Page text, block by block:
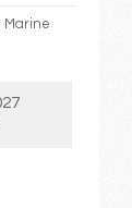
Marine